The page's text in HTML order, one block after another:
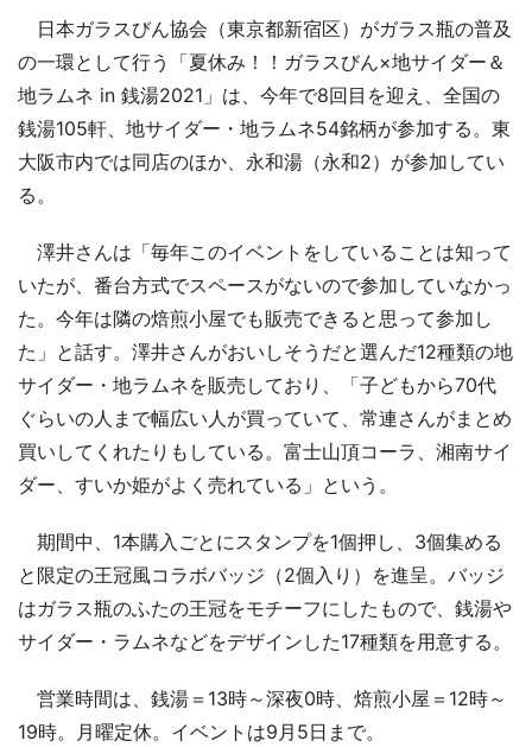
日本ガラスびん協会（東京都新宿区）がガラス瓶の普及
の一環として行う「夏休み！！ガラスびん×地サイダー＆
地ラムネ in 銭湯2021」は、今年で8回目を迎え、全国の
銭湯105軒、地サイダー・地ラムネ54銘柄が参加する。東
大阪市内では同店のほか、永和湯（永和2）が参加してい
る。
澤井さんは「毎年このイベントをしていることは知って
いたが、番台方式でスペースがないので参加していなかっ
た。今年は隣の焙煎小屋でも販売できると思って参加し
た」と話す。澤井さんがおいしそうだと選んだ12種類の地
サイダー・地ラムネを販売しており、「子どもから70代
ぐらいの人まで幅広い人が買っていて、常連さんがまとめ
買いしてくれたりもしている。富士山頂コーラ、湘南サイ
ダー、すいか姫がよく売れている」という。
期間中、1本購入ごとにスタンプを1個押し、3個集める
と限定の王冠風コラボバッジ（2個入り）を進呈。バッジ
はガラス瓶のふたの王冠をモチーフにしたもので、銭湯や
サイダー・ラムネなどをデザインした17種類を用意する。
営業時間は、銭湯＝13時～深夜0時、焙煎小屋＝12時～
19時。月曜定休。イベントは9月5日まで。